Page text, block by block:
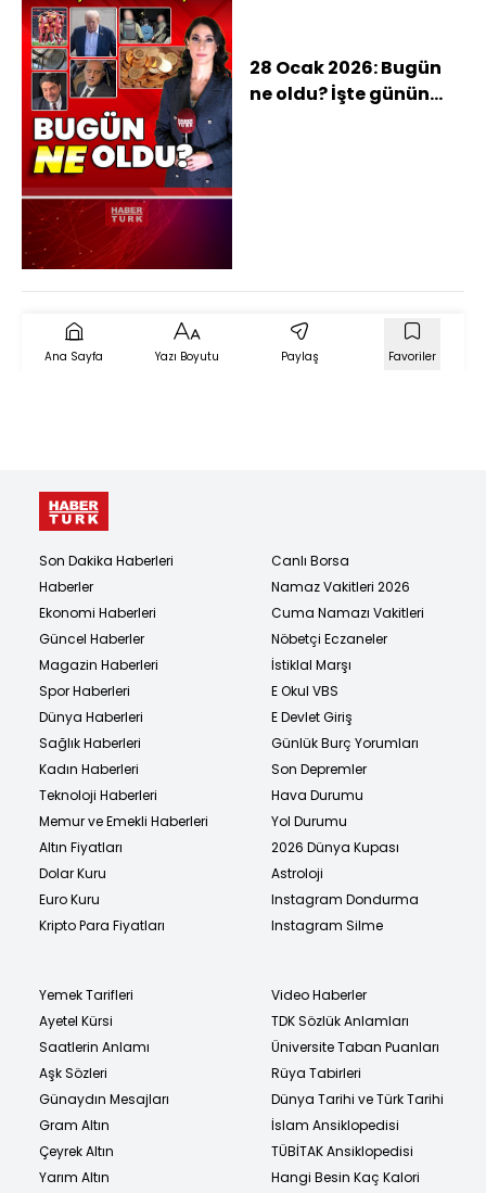
28 Ocak 2026: Bugün
ne oldu? İşte günün
Ana Sayfa Yazı Boyutu Paylaş Favoriler
Son Dakika Haberleri
Haberler
Ekonomi Haberleri
Güncel Haberler
Magazin Haberleri
Spor Haberleri
Dünya Haberleri
Sağlık Haberleri
Kadın Haberleri
Teknoloji Haberleri
Memur ve Emekli Haberleri
Altın Fiyatları
Dolar Kuru
Euro Kuru
Kripto Para Fiyatları
Canlı Borsa
Namaz Vakitleri 2026
Cuma Namazı Vakitleri
Nöbetçi Eczaneler
İstiklal Marşı
E Okul VBS
E Devlet Giriş
Günlük Burç Yorumları
Son Depremler
Hava Durumu
Yol Durumu
2026 Dünya Kupası
Astroloji
Instagram Dondurma
Instagram Silme
Yemek Tarifleri
Ayetel Kürsi
Saatlerin Anlamı
Aşk Sözleri
Günaydın Mesajları
Gram Altın
Çeyrek Altın
Yarım Altın
Video Haberler
TDK Sözlük Anlamları
Üniversite Taban Puanları
Rüya Tabirleri
Dünya Tarihi ve Türk Tarihi
İslam Ansiklopedisi
TÜBİTAK Ansiklopedisi
Hangi Besin Kaç Kalori